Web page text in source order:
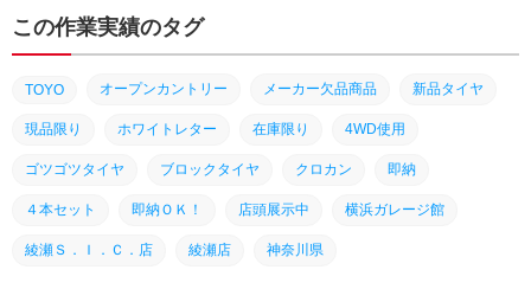
この作業実績のタグ
TOYO オープンカントリー メーカー欠品商品 新品タイヤ
現品限り ホワイトレター 在庫限り 4WD使用
ゴツゴツタイヤ ブロックタイヤ クロカン 即納
４本セット 即納ＯＫ！ 店頭展示中 横浜ガレージ館
綾瀬Ｓ．Ｉ．Ｃ．店 綾瀬店 神奈川県